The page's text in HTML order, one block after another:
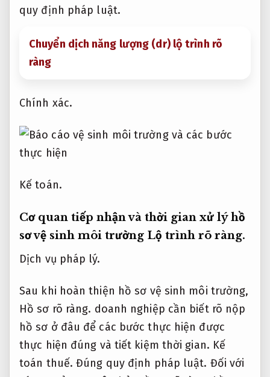
quy định pháp luật.
Chuyển dịch năng lượng (dr) lộ trình rõ
ràng
Chính xác.
Kế toán.
Cơ quan tiếp nhận và thời gian xử lý hồ
sơ vệ sinh môi trường Lộ trình rõ ràng.
Dịch vụ pháp lý.
Sau khi hoàn thiện hồ sơ vệ sinh môi trường,
Hồ sơ rõ ràng. doanh nghiệp cần biết rõ nộp
hồ sơ ở đâu để các bước thực hiện được
thực hiện đúng và tiết kiệm thời gian. Kế
toán thuế. Đúng quy định pháp luật. Đối với